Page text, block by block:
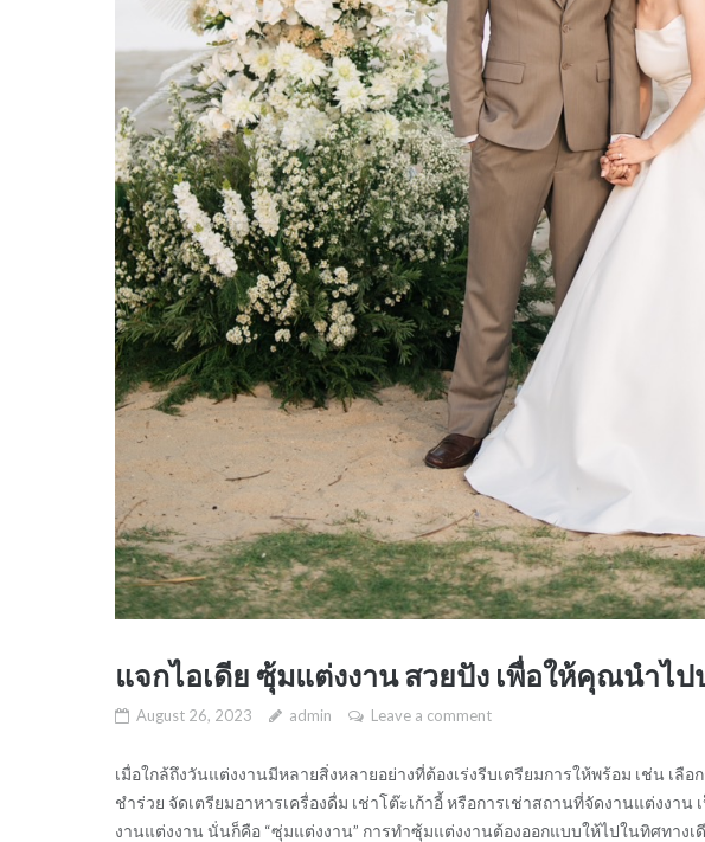
แจกไอเดีย ซุ้มแต่งงาน สวยปัง เพื่อให้คุณนำไป
August 26, 2023 admin Leave a comment
เมื่อใกล้ถึงวันแต่งงานมีหลายสิ่งหลายอย่างที่ต้องเร่งรีบเตรียมการให้พร้อม เช่น เลื
ชำร่วย จัดเตรียมอาหารเครื่องดื่ม เช่าโต๊ะเก้าอี้ หรือการเช่าสถานที่จัดงานแต่งง
งานแต่งงาน นั่นก็คือ “ซุ่มแต่งงาน” การทำซุ้มแต่งงานต้องออกแบบให้ไปในทิศทาง